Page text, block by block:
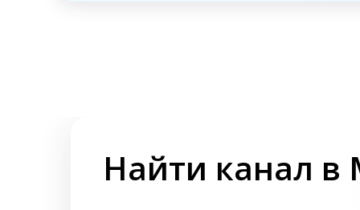
Найти канал в